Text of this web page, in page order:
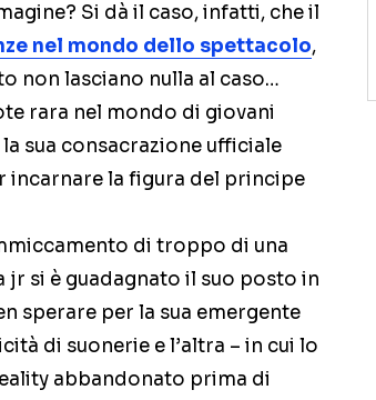
Si dà il caso, infatti, che il
nel mondo dello spettacolo,
non lasciano nulla al caso…
rara nel mondo di giovani
sua consacrazione ufficiale
incarnare la figura del principe
di troppo di una
jr si è guadagnato il suo posto in
sperare per la sua emergente
di suonerie e l’altra – in cui lo
abbandonato prima di